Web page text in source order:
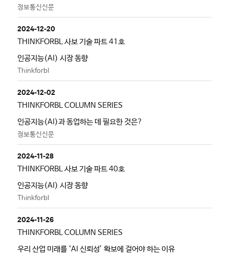
정보통신신문
2024-12-20
THINKFORBL 사보 기술 파트 41호
인공지능(AI) 시장 동향
Thinkforbl
2024-12-02
THINKFORBL COLUMN SERIES
인공지능(AI)과 동업하는 데 필요한 것은?
정보통신신문
2024-11-28
THINKFORBL 사보 기술 파트 40호
인공지능(AI) 시장 동향
Thinkforbl
2024-11-26
THINKFORBL COLUMN SERIES
우리 산업 미래를 ‘AI 신뢰성’ 확보에 걸어야 하는 이유